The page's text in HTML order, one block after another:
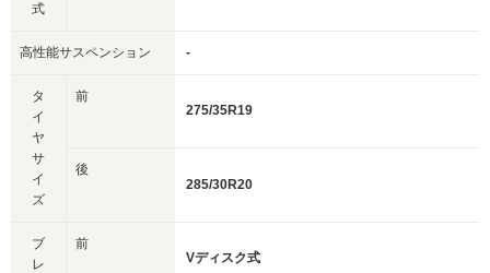
式
高性能サスペンション -
タ
イ
ヤ
サ
イ
ズ
前
275/35R19
後
285/30R20
ブ
レ
前
Vディスク式